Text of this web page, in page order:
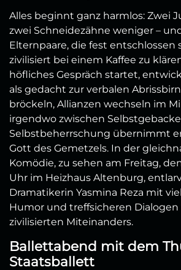
Alles beginnt ganz harmlos: Zwei
zwei Schneidezähne weniger –
Elternpaare, die fest entschlossen
zivilisiert bei einem Kaffee zu
höfliches Gespräch startet,
als gedacht zur verbalen
bröckeln, Allianzen wechseln im
irgendwo zwischen
Selbstbeherrschung übernimmt
Gott des Gemetzels. In der
Komödie, zu sehen am Freitag,
Uhr im Heizhaus Altenburg,
Dramatikerin Yasmina Reza mit
Humor und treffsicheren Dialogen
zivilisierten Miteinanders.
Ballettabend mit dem
Staatsballett